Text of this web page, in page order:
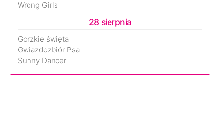
Wrong Girls
28 sierpnia
Gorzkie święta
Gwiazdozbiór Psa
Sunny Dancer